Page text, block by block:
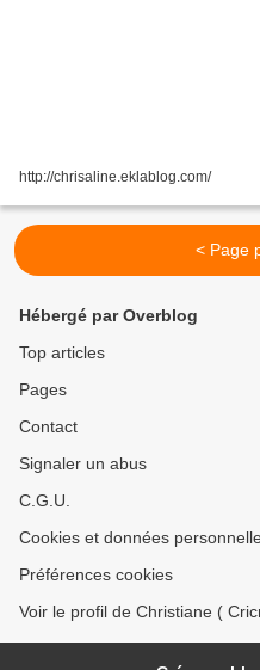
http://chrisaline.eklablog.com/
< Page
Hébergé par Overblog
Top articles
Pages
Contact
Signaler un abus
C.G.U.
Cookies et données
Préférences cookies
Voir le profil de Christiane (